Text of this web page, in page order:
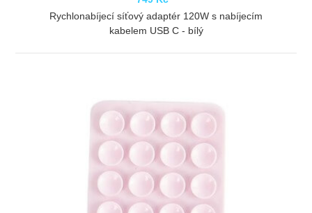
Rychlonabíjecí síťový adaptér 120W s nabíjecím
kabelem USB C - bílý